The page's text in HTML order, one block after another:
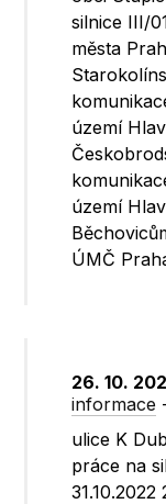
silnice III/
města
území
území
ÚMČ
26. 10.
informace
ulice K
práce na